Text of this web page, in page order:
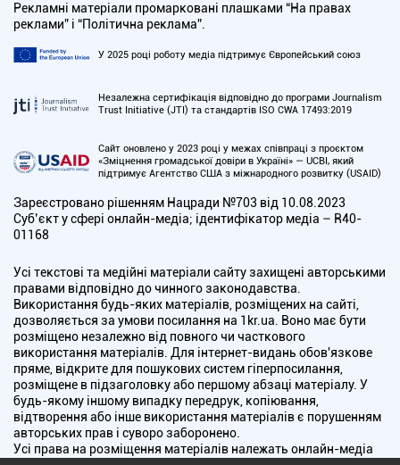
Рекламні матеріали промарковані плашками “На правах
реклами” і “Політична реклама”.
У 2025 році роботу медіа підтримує Європейський союз
Незалежна сертифікація відповідно до програми Journalism
Trust Initiative (JTI) та стандартів ISO CWA 17493:2019
Сайт оновлено у 2023 році у межах співпраці з проєктом
«Зміцнення громадської довіри в Україні» — UCBI, який
підтримує Агентство США з міжнародного розвитку (USAID)
Зареєстровано рішенням Нацради №703 від 10.08.2023
Cуб’єкт у сфері онлайн-медіа; ідентифікатор медіа – R40-
01168
Усі текстові та медійні матеріали сайту захищені авторськими
правами відповідно до чинного законодавства.
Використання будь-яких матеріалів, розміщених на сайті,
дозволяється за умови посилання на 1kr.ua. Воно має бути
розміщено незалежно від повного чи часткового
використання матеріалів. Для інтернет-видань обов'язкове
пряме, відкрите для пошукових систем гіперпосилання,
розміщене в підзаголовку або першому абзаці матеріалу. У
будь-якому іншому випадку передрук, копіювання,
відтворення або інше використання матеріалів є порушенням
авторських прав і суворо заборонено.
Усі права на розміщення матеріалів належать онлайн-медіа